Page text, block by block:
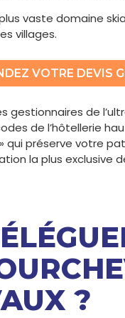
vaste domaine
villages.
VOTRE DEVIS
gestionnaires de
de l’hôtellerie
qui préserve votre
la plus exclusive
?